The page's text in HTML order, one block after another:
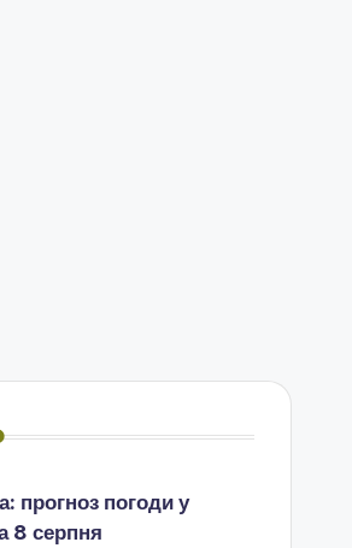
прогноз погоди у
8 серпня